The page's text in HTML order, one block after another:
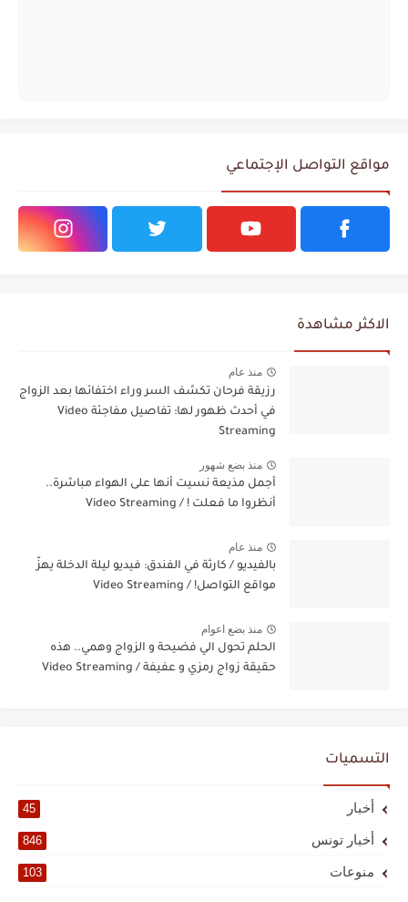
مواقع التواصل الإجتماعي
الاكثر مشاهدة
منذ عام
رزيقة فرحان تكشف السر وراء اختفائها بعد الزواج
في أحدث ظهور لها: تفاصيل مفاجئة Video
Streaming
منذ بضع شهور
أجمل مذيعة نسيت أنها على الهواء مباشرة..
أنظروا ما فعلت ! / Video Streaming
منذ عام
بالفيديو / كارثة في الفندق: فيديو ليلة الدخلة يهزّ
مواقع التواصل! / Video Streaming
منذ بضع اعوام
الحلم تحول الي فضيحة و الزواج وهمي.. هذه
حقيقة زواج رمزي و عفيفة / Video Streaming
التسميات
أخبار 45
أخبار تونس 846
منوعات 103